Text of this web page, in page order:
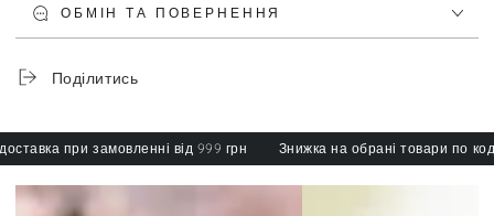
ОБМІН ТА ПОВЕРНЕННЯ
Поділитись
при замовленні від 999 грн Знижка на обрані товари по коду: